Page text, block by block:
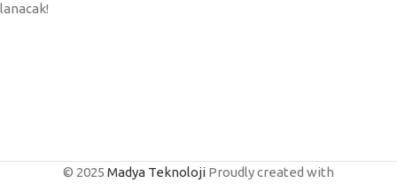
© 2025 Madya Teknoloji Proudly created with